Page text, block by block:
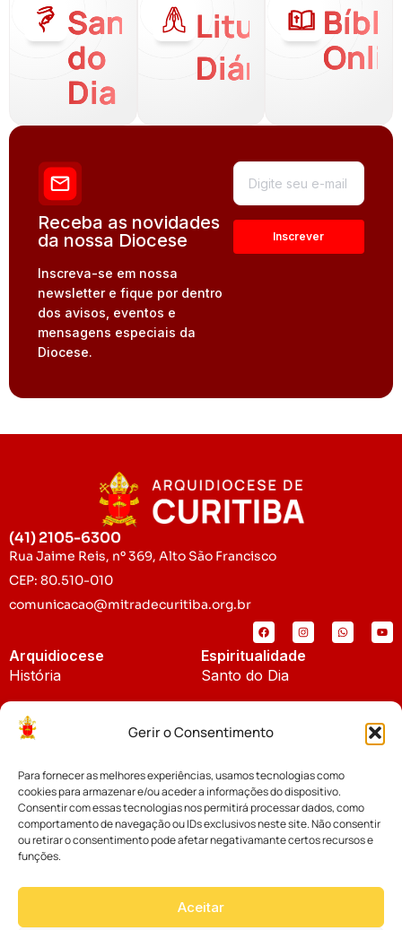
Gerir o Consentimento
Para fornecer as melhores experiências, usamos tecnologias como
cookies para armazenar e/ou aceder a informações do dispositivo.
Consentir com essas tecnologias nos permitirá processar dados, como
comportamento de navegação ou IDs exclusivos neste site. Não consentir
ou retirar o consentimento pode afetar negativamante certos recursos e
funções.
Aceitar
Santo
do
Dia
Liturgia
Diária
Receba as novidades
da nossa Diocese
Inscreva-se em nossa
newsletter e fique por dentro
dos avisos, eventos e
mensagens especiais da
Diocese.
(41) 2105-6300
Rua Jaime Reis, nº 369, Alto São Francisco
CEP: 80.510-010
comunicacao@mitradecuritiba.org.br
Arquidiocese
História
Padroeira
Espiritualidade
Santo do Dia
Notícias
Notícias da Arquidiocese
Notícias Cáritas
Palavra dos Bispos
Cúria Diocesana
Fundo Diocesano
Vicariatos da Educação